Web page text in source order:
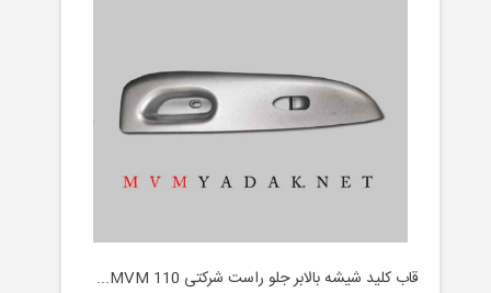
قاب کلید شیشه بالابر جلو راست شرکتی MVM 110...